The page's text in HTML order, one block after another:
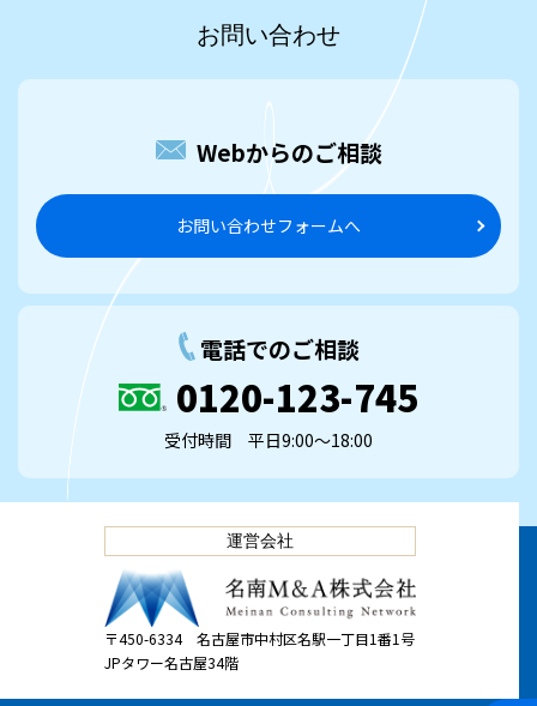
お問い合わせ
Webからのご相談
お問い合わせフォームへ
電話でのご相談
0120-123-745
受付時間 平日9:00～18:00
運営会社
〒450-6334 名古屋市中村区名駅一丁目1番1号
JPタワー名古屋34階